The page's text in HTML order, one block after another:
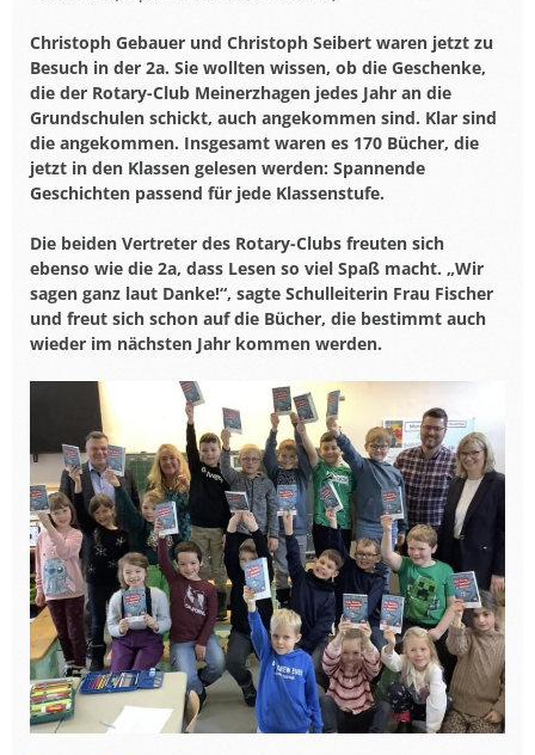
Christoph Gebauer und Christoph Seibert waren jetzt zu
Besuch in der 2a. Sie wollten wissen, ob die Geschenke,
die der Rotary-Club Meinerzhagen jedes Jahr an die
Grundschulen schickt, auch angekommen sind. Klar sind
die angekommen. Insgesamt waren es 170 Bücher, die
jetzt in den Klassen gelesen werden: Spannende
Geschichten passend für jede Klassenstufe.
Die beiden Vertreter des Rotary-Clubs freuten sich
ebenso wie die 2a, dass Lesen so viel Spaß macht. „Wir
sagen ganz laut Danke!“, sagte Schulleiterin Frau Fischer
und freut sich schon auf die Bücher, die bestimmt auch
wieder im nächsten Jahr kommen werden.